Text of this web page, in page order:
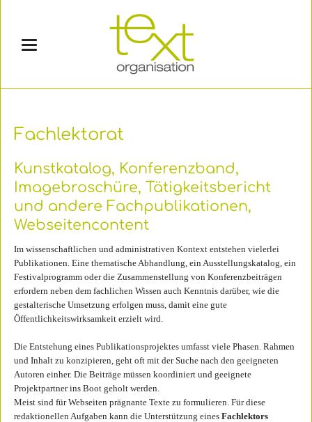
Fachlektorat
Kunstkatalog, Konferenzband,
Imagebroschüre, Tätigkeitsbericht
und andere Fachpublikationen,
Webseitencontent
Im wissenschaftlichen und administrativen Kontext entstehen vielerlei
Publikationen. Eine thematische Abhandlung, ein Ausstellungskatalog, ein
Festivalprogramm oder die Zusammenstellung von Konferenzbeiträgen
erfordern neben dem fachlichen Wissen auch Kenntnis darüber, wie die
gestalterische Umsetzung erfolgen muss, damit eine gute
Öffentlichkeitswirksamkeit erzielt wird.
Die Entstehung eines Publikationsprojektes umfasst viele Phasen. Rahmen
und Inhalt zu konzipieren, geht oft mit der Suche nach den geeigneten
Autoren einher. Die Beiträge müssen koordiniert und geeignete
Projektpartner ins Boot geholt werden.
Meist sind für Webseiten prägnante Texte zu formulieren. Für diese
redaktionellen Aufgaben kann die Unterstützung eines Fachlektors